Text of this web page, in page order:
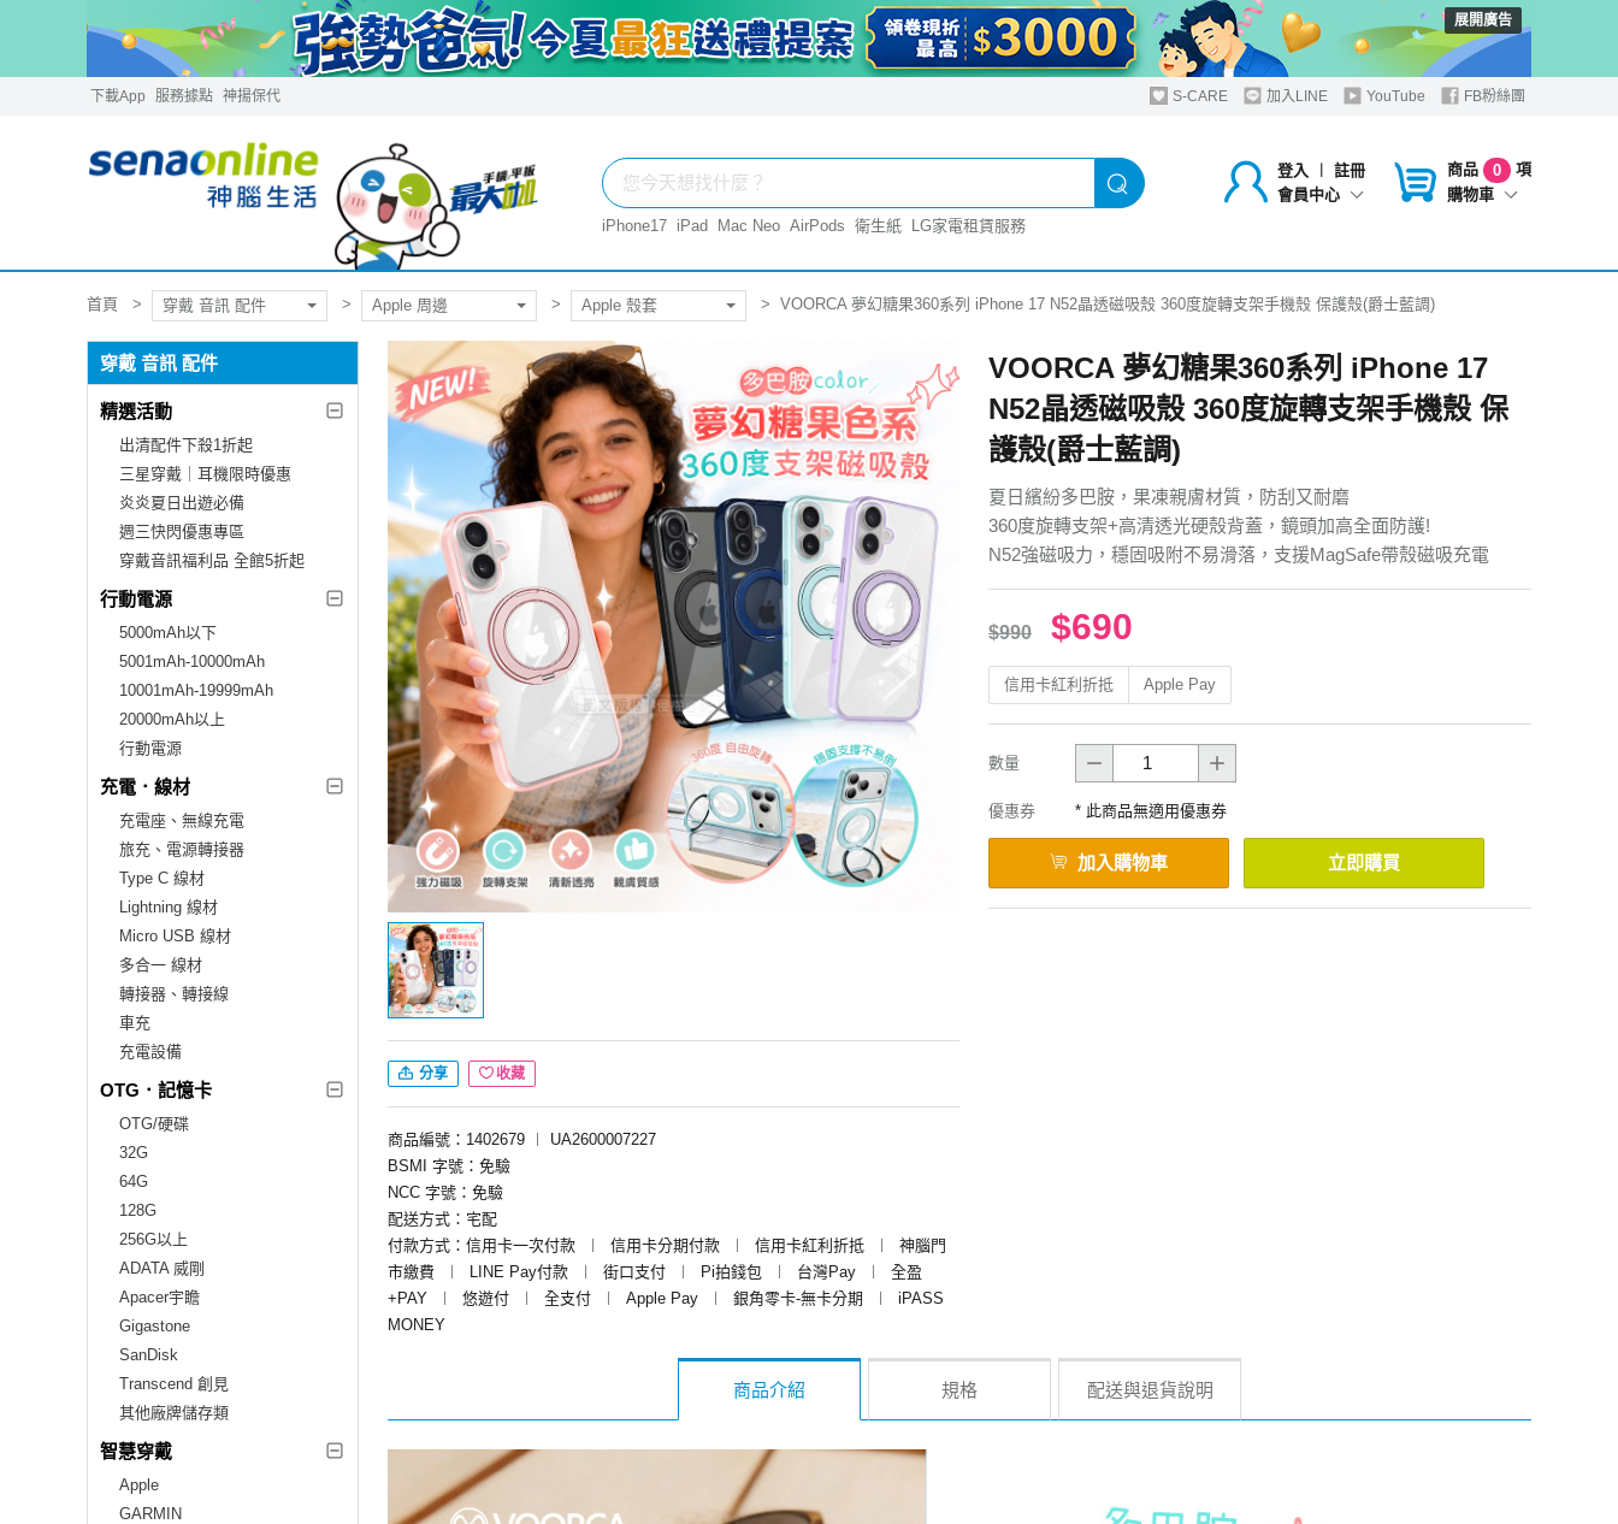
展開廣告
下載App 服務據點 神揚保代 S-CARE 加入LINE YouTube FB粉絲團
登入 ︱
註冊
會員中心
商品 0
項
購物車
iPhone17 iPad Mac Neo AirPods 衛生紙 LG家電租賃服務
首頁 穿戴 音訊 配件 Apple 周邊 Apple 殼套 VOORCA 夢幻糖果360系列 iPhone 17 N52晶透磁吸殼 360度旋轉支架手機殼 保護殼(爵士藍調)
穿戴 音訊 配件
精選活動
出清配件下殺1折起
三星穿戴｜耳機限時優惠
炎炎夏日出遊必備
週三快閃優惠專區
穿戴音訊福利品 全館5折起
行動電源
5000mAh以下
5001mAh-10000mAh
10001mAh-19999mAh
20000mAh以上
行動電源
充電．線材
充電座、無線充電
旅充、電源轉接器
Type C 線材
Lightning 線材
Micro USB 線材
多合一 線材
轉接器、轉接線
車充
充電設備
OTG．記憶卡
OTG/硬碟
32G
64G
128G
256G以上
ADATA 威剛
Apacer宇瞻
Gigastone
SanDisk
Transcend 創見
其他廠牌儲存類
智慧穿戴
Apple
GARMIN
分享 收藏
商品編號：1402679 ︱
UA2600007227
BSMI 字號：免驗
NCC 字號：免驗
配送方式：宅配
付款方式：信用卡一次付款
︱ 信用卡分期付款 ︱ 信用卡紅利折抵 ︱
神腦門
市繳費
︱ LINE Pay付款 ︱ 街口支付 ︱ Pi拍錢包 ︱ 台灣Pay ︱
全盈
+PAY
︱ 悠遊付 ︱ 全支付 ︱ Apple Pay ︱ 銀角零卡-無卡分期 ︱
iPASS
MONEY
VOORCA 夢幻糖果360系列 iPhone 17
N52晶透磁吸殼 360度旋轉支架手機殼 保
護殼(爵士藍調)
夏日繽紛多巴胺，果凍親膚材質，防刮又耐磨
360度旋轉支架+高清透光硬殼背蓋，鏡頭加高全面防護!
N52強磁吸力，穩固吸附不易滑落，支援MagSafe帶殼磁吸充電
$990 $690
信用卡紅利折抵 Apple Pay
數量
優惠券 * 此商品無適用優惠券
加入購物車 立即購買
商品介紹 規格 配送與退貨說明